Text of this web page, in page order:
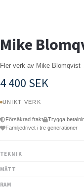
Mike
Fler verk av Mike Blomqvist
4 400 SEK
UNIKT VERK
Försäkrad frakt Trygga
Familjedrivet i tre generationer
TEKNIK
MÅTT
RAM